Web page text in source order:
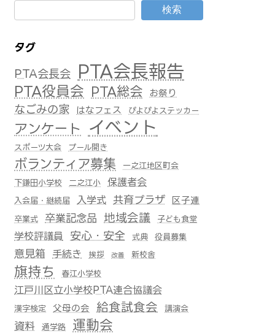
検索
タグ
PTA会長会 PTA会長報告
PTA役員会 PTA総会 お祭り
なごみの家 はなフェス ぴよぴよステッカー
アンケート イベント
スポーツ大会 プール開き
ボランティア募集
一之江地区町会
下鎌田小学校
二之江小 保護者会
入会届・継続届 入学式 共育プラザ 区子連
卒業式 卒業記念品 地域会議 子ども食堂
学校評議員 安心・安全 式典 役員募集
意見箱 手続き 挨拶 改善 新校舎
旗持ち 春江小学校
江戸川区立小学校PTA連合協議会
漢字検定 父母の会 給食試食会 講演会
資料 通学路 運動会